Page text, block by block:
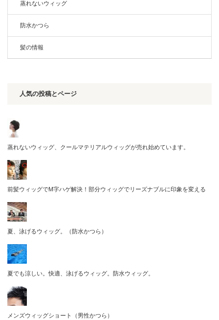
蒸れないウィッグ
防水かつら
髪の情報
人気の投稿とページ
蒸れないウィッグ、クールマテリアルウィッグが売れ始めています。
前髪ウィッグでM字ハゲ解決！部分ウィッグでリーズナブルに印象を変える
夏、泳げるウィッグ。（防水かつら）
夏でも涼しい。快適、泳げるウィッグ。防水ウィッグ。
メンズウィッグショート（男性かつら）